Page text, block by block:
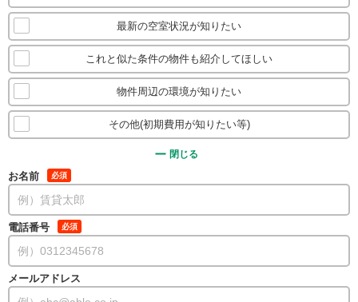
最新の空室状況が知りたい
これと似た条件の物件も紹介してほしい
物件周辺の環境が知りたい
その他(初期費用が知りたい等)
閉じる
お名前 必須
電話番号 必須
メールアドレス